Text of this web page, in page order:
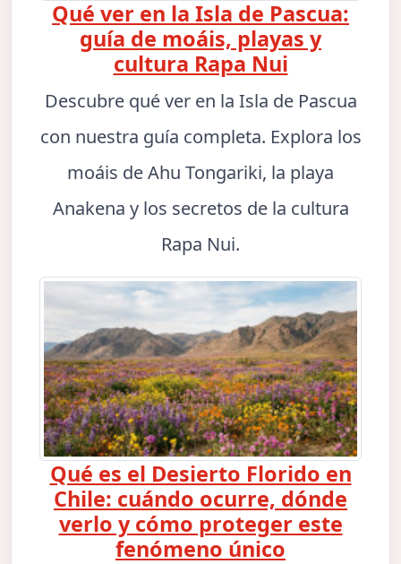
Qué ver en la Isla de Pascua:
guía de moáis, playas y
cultura Rapa Nui
Descubre qué ver en la Isla de Pascua
con nuestra guía completa. Explora los
moáis de Ahu Tongariki, la playa
Anakena y los secretos de la cultura
Rapa Nui.
Qué es el Desierto Florido en
Chile: cuándo ocurre, dónde
verlo y cómo proteger este
fenómeno único